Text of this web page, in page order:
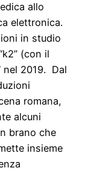
allo
elettronica.
in studio
(con il
nel 2019. Dal
romana,
alcuni
brano che
insieme